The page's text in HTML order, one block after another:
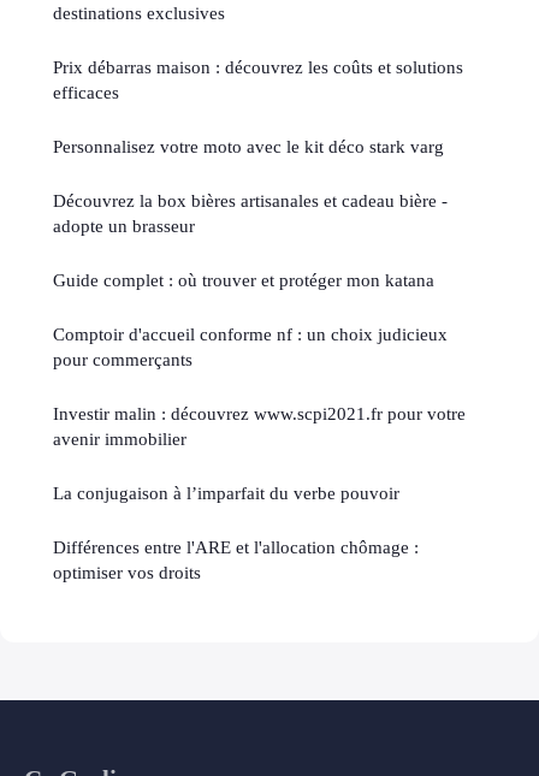
destinations exclusives
Prix débarras maison : découvrez les coûts et solutions
efficaces
Personnalisez votre moto avec le kit déco stark varg
Découvrez la box bières artisanales et cadeau bière -
adopte un brasseur
Guide complet : où trouver et protéger mon katana
Comptoir d'accueil conforme nf : un choix judicieux
pour commerçants
Investir malin : découvrez www.scpi2021.fr pour votre
avenir immobilier
La conjugaison à l’imparfait du verbe pouvoir
Différences entre l'ARE et l'allocation chômage :
optimiser vos droits